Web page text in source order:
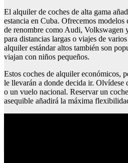
El alquiler de coches de alta gama
estancia en Cuba. Ofrecemos
de renombre como Audi, Volkswagen
para distancias largas o viajes de
alquiler estándar altos también son
viajan con niños pequeños.
Estos coches de alquiler económicos,
le llevarán a donde decida ir. Olvídese
o un vuelo nacional. Reservar un
asequible añadirá la máxima